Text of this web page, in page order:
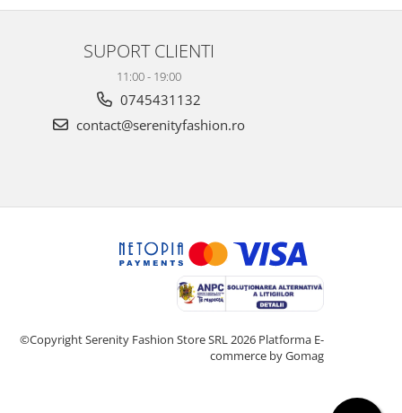
SUPORT CLIENTI
11:00 - 19:00
0745431132
contact@serenityfashion.ro
©Copyright Serenity Fashion Store SRL 2026 Platforma E-
commerce by Gomag